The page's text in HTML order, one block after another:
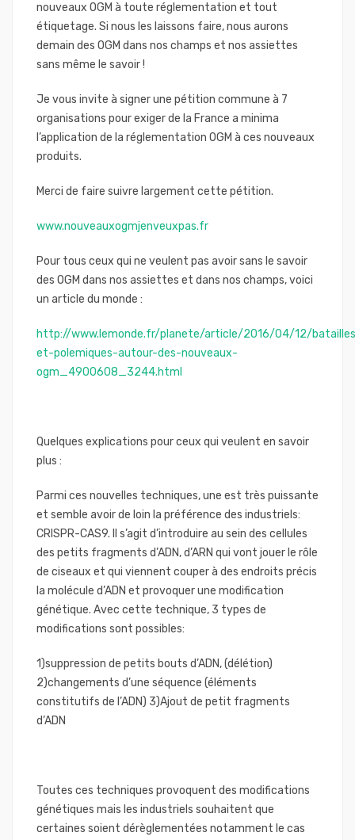
nouveaux OGM à toute réglementation et tout
étiquetage. Si nous les laissons faire, nous aurons
demain des OGM dans nos champs et nos assiettes
sans même le savoir !
Je vous invite à signer une pétition commune à 7
organisations pour exiger de la France a minima
l’application de la réglementation OGM à ces nouveaux
produits.
Merci de faire suivre largement cette pétition.
www.nouveauxogmjenveuxpas.fr
Pour tous ceux qui ne veulent pas avoir sans le savoir
des OGM dans nos assiettes et dans nos champs, voici
un article du monde :
http://www.lemonde.fr/planete/article/2016/04/12/
et-polemiques-autour-des-nouveaux-
ogm_4900608_3244.html
Quelques explications pour ceux qui veulent en savoir
plus :
Parmi ces nouvelles techniques, une est très puissante
et semble avoir de loin la préférence des industriels:
CRISPR-CAS9. Il s’agit d’introduire au sein des cellules
des petits fragments d’ADN, d’ARN qui vont jouer le rôle
de ciseaux et qui viennent couper à des endroits précis
la molécule d’ADN et provoquer une modification
génétique. Avec cette technique, 3 types de
modifications sont possibles:
1)suppression de petits bouts d’ADN, (délétion)
2)changements d’une séquence (éléments
constitutifs de l’ADN) 3)Ajout de petit fragments
d’ADN
Toutes ces techniques provoquent des modifications
génétiques mais les industriels souhaitent que
certaines soient dérèglementées notamment le cas